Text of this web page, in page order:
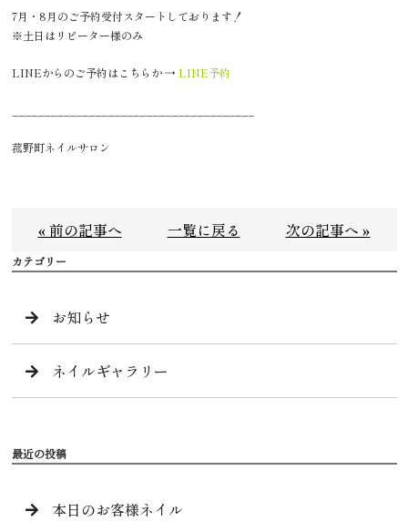
7月・8月のご予約受付スタートしております！
※土日はリピーター様のみ
LINEからのご予約はこちらか → LINE予約
菰野町ネイルサロン
« 前の記事へ 一覧に戻る 次の記事へ »
カテゴリー
お知らせ
ネイルギャラリー
最近の投稿
本日のお客様ネイル